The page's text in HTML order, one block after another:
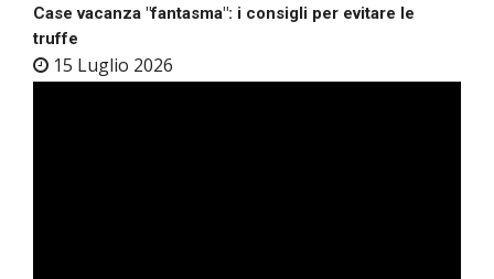
Case vacanza "fantasma": i consigli per evitare le
truffe
15 Luglio 2026